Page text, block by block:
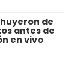
de
antes de
en vivo